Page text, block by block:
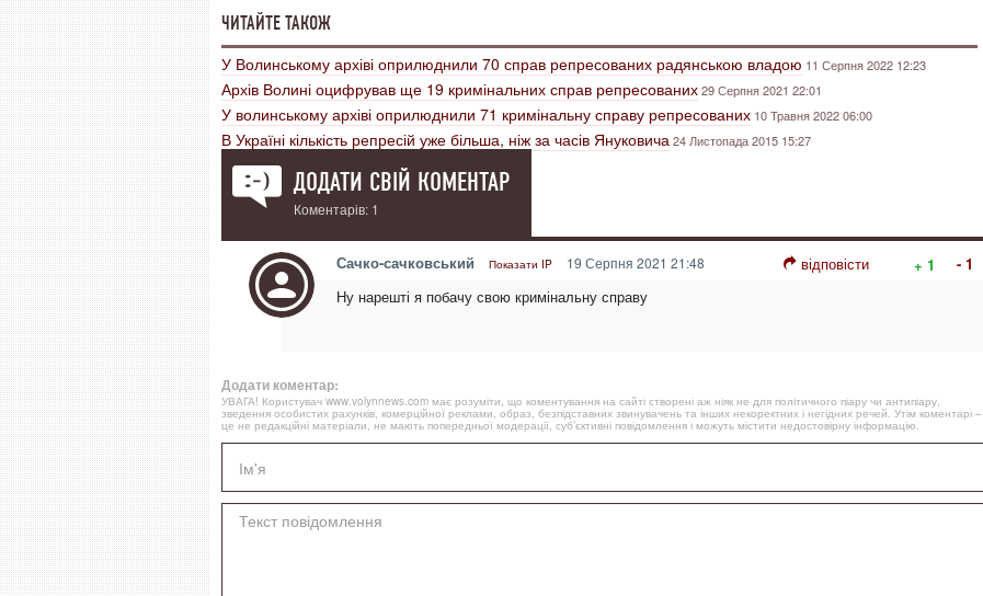
ЧИТАЙТЕ ТАКОЖ
У Волинському архіві оприлюднили 70 справ репресованих радянською владою 11 Серпня 2022 12:23
Архів Волині оцифрував ще 19 кримінальних справ репресованих29 Серпня 2021 22:01
У волинському архіві оприлюднили 71 кримінальну справу репресованих 10 Травня 2022 06:00
В Україні кількість репресій уже більша, ніж за часів Януковича24 Листопада 2015 15:27
ДОДАТИ СВІЙ КОМЕНТАР
Коментарів: 1
Сачко-сачковський Показати IP 19 Серпня 2021 21:48 відповісти + 1
- 1
Ну нарешті я побачу свою кримінальну справу
Додати коментар:
УВАГА! Користувач www.volynnews.com має розуміти, що коментування на сайті створені аж ніяк не для політичного піару чи антипіару,
зведення особистих рахунків, комерційної реклами, образ, безпідставних звинувачень та інших некоректних і негідних речей. Утім коментарі –
це не редакційні матеріали, не мають попередньої модерації, суб’єктивні повідомлення і можуть містити недостовірну інформацію.